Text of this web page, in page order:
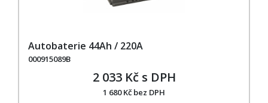
Autobaterie 44Ah / 220A
000915089B
2 033 Kč s DPH
1 680 Kč bez DPH